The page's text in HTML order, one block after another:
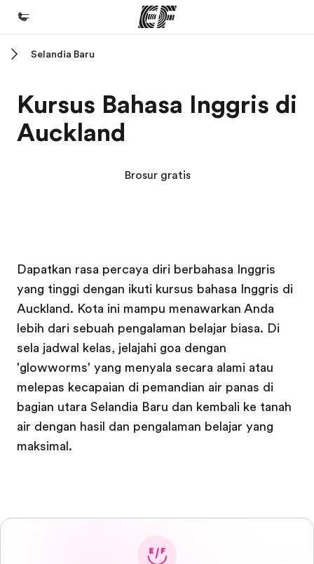
Daftar program
Lihat semua program
Karir
Bergabung dengan tim kami
Selandia Baru
Kursus Bahasa Inggris di
Auckland
Brosur gratis
Dapatkan rasa percaya diri berbahasa Inggris
yang tinggi dengan ikuti kursus bahasa Inggris di
Auckland. Kota ini mampu menawarkan Anda
lebih dari sebuah pengalaman belajar biasa. Di
sela jadwal kelas, jelajahi goa dengan
'glowworms' yang menyala secara alami atau
melepas kecapaian di pemandian air panas di
bagian utara Selandia Baru dan kembali ke tanah
air dengan hasil dan pengalaman belajar yang
maksimal.